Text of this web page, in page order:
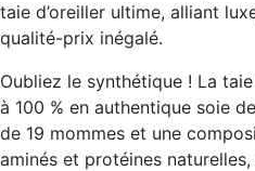
taie d’oreiller ultime, alliant
qualité-prix inégalé.
Oubliez le synthétique ! La
à 100 % en authentique soie
de 19 mommes et une
aminés et protéines